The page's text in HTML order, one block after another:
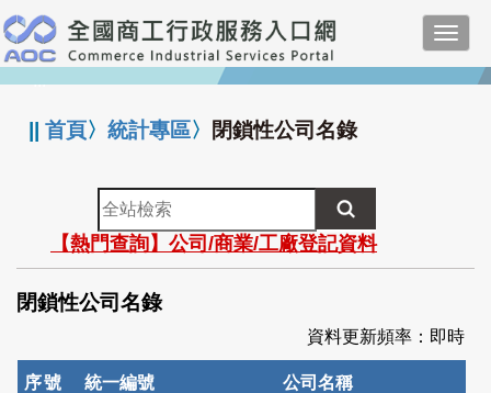
跳
到
主
要
:::
||首頁〉統計專區〉 閉鎖性公司名錄
全
站
檢
索
【熱門查詢】公司/商業/工廠登記資料
閉鎖性公司名錄
資料更新頻率：即時
序號 統一編號 公司名稱